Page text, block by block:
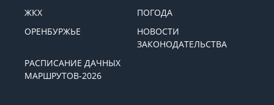
ЖКХ
ПОГОДА
ОРЕНБУРЖЬЕ
НОВОСТИ
ЗАКОНОДАТЕЛЬСТВА
РАСПИСАНИЕ ДАЧНЫХ
МАРШРУТОВ-2026